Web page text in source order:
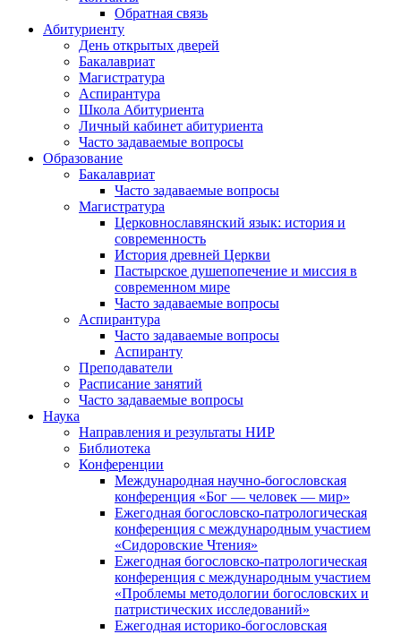
Обратная связь
Абитуриенту
День открытых дверей
Бакалавриат
Магистратура
Аспирантура
Школа Абитуриента
Личный кабинет абитуриента
Часто задаваемые вопросы
Образование
Бакалавриат
Часто задаваемые вопросы
Магистратура
Церковнославянский язык: история и
современность
История древней Церкви
Пастырское душепопечение и миссия в
современном мире
Часто задаваемые вопросы
Аспирантура
Часто задаваемые вопросы
Аспиранту
Преподаватели
Расписание занятий
Часто задаваемые вопросы
Наука
Направления и результаты НИР
Библиотека
Конференции
Международная научно-богословская
конференция «Бог — человек — мир»
Ежегодная богословско-патрологическая
конференция с международным участием
«Сидоровские Чтения»
Ежегодная богословско-патрологическая
конференция с международным участием
«Проблемы методологии богословских и
патристических исследований»
Ежегодная историко-богословская